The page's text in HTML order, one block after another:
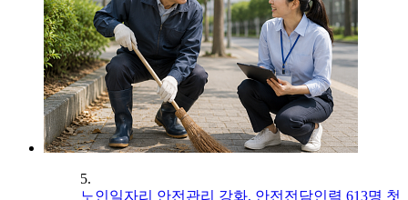
5.
노인일자리 안전관리 강화, 안전전담인력 613명 첫